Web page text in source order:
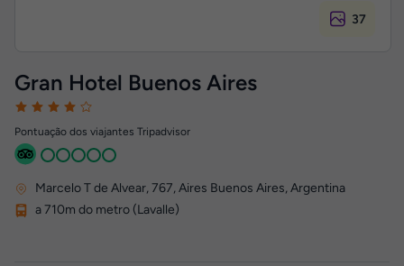
37
Gran Hotel Buenos Aires
Pontuação dos viajantes Tripadvisor
Marcelo T de Alvear, 767,Aires Buenos Aires, Argentina
a 710m do metro (Lavalle)